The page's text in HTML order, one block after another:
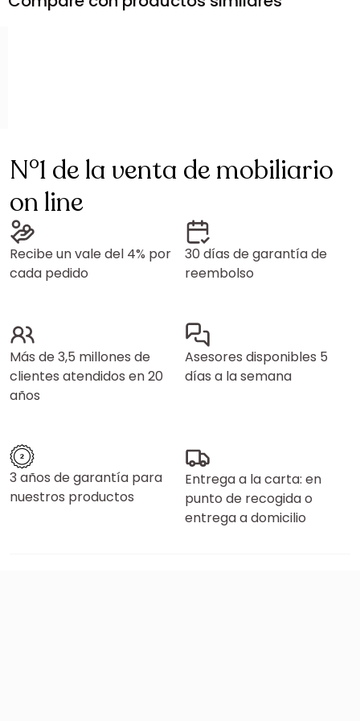
N°1 de la venta de mobiliario
on line
Recibe un vale del 4% por
cada pedido
30 días de garantía de
reembolso
Más de 3,5 millones de
clientes atendidos en 20
años
Asesores disponibles 5
días a la semana
3 años de garantía para
nuestros productos
Entrega a la carta: en
punto de recogida o
entrega a domicilio